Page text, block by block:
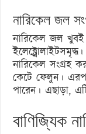
নারিকেল জল
নারিকেল জল খুবই
নারিকেল সংগ্রহ
কেটে ফেলুন।
পারেন। এছাড়া,
বাণিজ্যিক